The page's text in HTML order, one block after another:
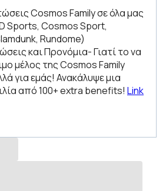
Cosmos Family σε όλα μας
Sports, Cosmos Sport,
Rundome)
και Προνόμια- Γιατί το να
μέλος της Cosmos Family
για εμάς! Ανακάλυψε μια
από 100+ extra benefits! Link